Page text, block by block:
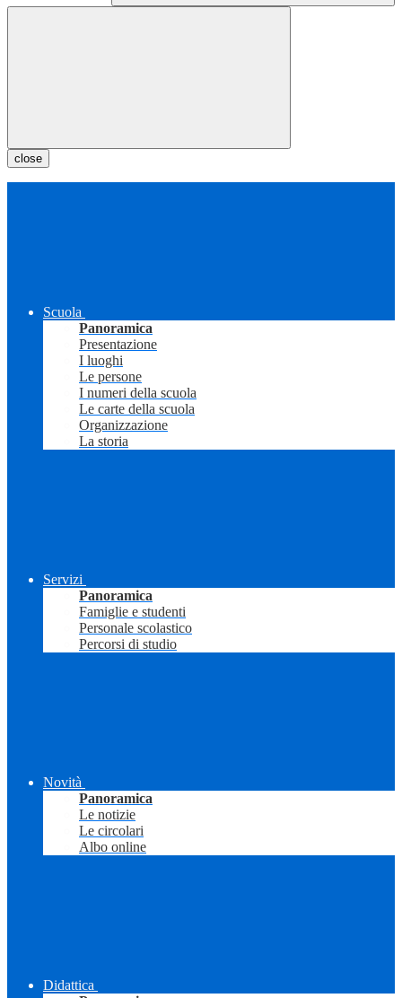
close
Scuola
Panoramica
Presentazione
I luoghi
Le persone
I numeri della scuola
Le carte della scuola
Organizzazione
La storia
Servizi
Panoramica
Famiglie e studenti
Personale scolastico
Percorsi di studio
Novità
Panoramica
Le notizie
Le circolari
Albo online
Didattica